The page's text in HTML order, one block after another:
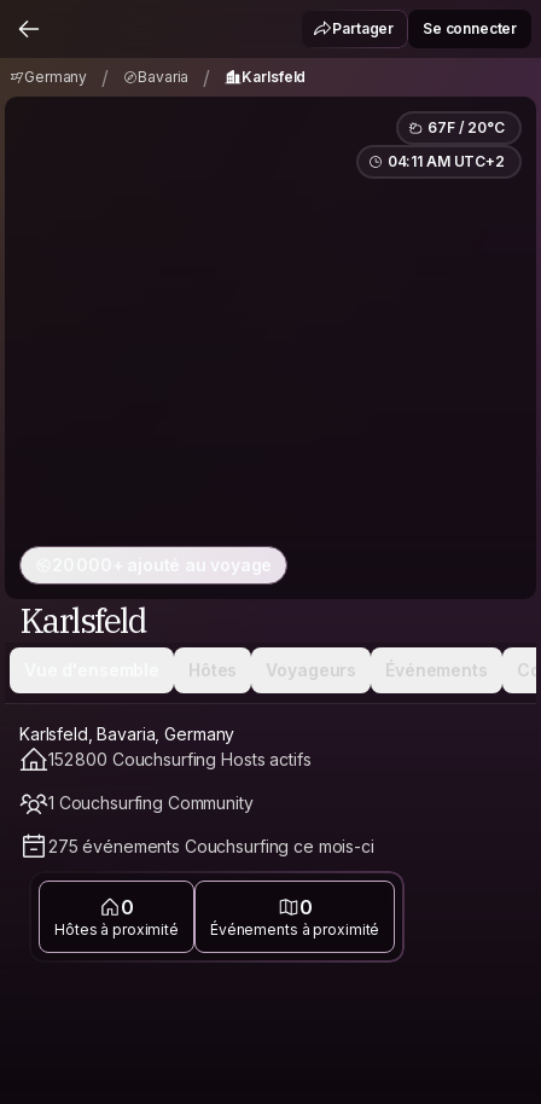
Karlsfeld
Partager Se connecter
Germany / Bavaria / Karlsfeld
67F / 20°C
04:11 AM UTC+2
20 000+ ajouté au voyage
Karlsfeld
Hôtes Voyageurs Événements
Karlsfeld, Bavaria, Germany
152 800 Couchsurfing Hosts actifs
1 Couchsurfing Community
275 événements Couchsurfing ce mois-ci
0
Hôtes à proximité
0
Événements à proximité